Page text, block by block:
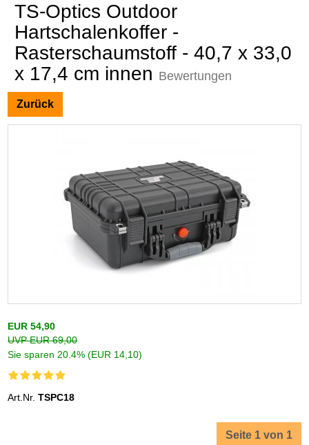
TS-Optics Outdoor
Hartschalenkoffer -
Rasterschaumstoff - 40,7 x 33,0
x 17,4 cm innen Bewertungen
Zurück
EUR 54,90
UVP EUR 69,00
Sie sparen 20.4% (EUR 14,10)
Art.Nr.TSPC18
Seite 1 von 1